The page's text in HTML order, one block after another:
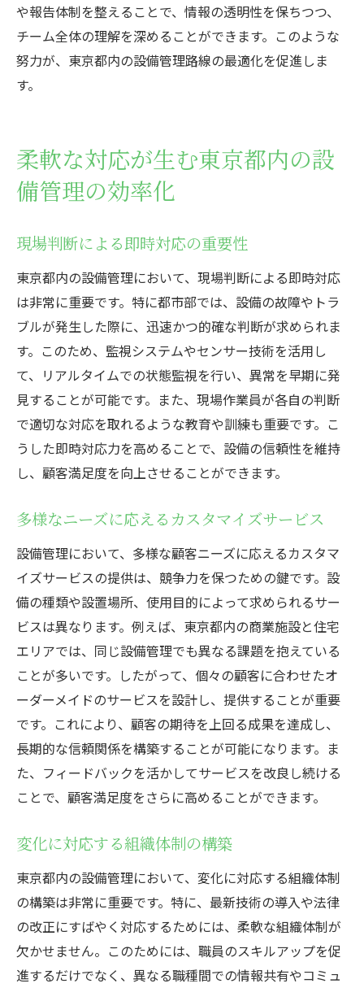
や報告体制を整えることで、情報の透明性を保ちつつ、
チーム全体の理解を深めることができます。このような
努力が、東京都内の設備管理路線の最適化を促進しま
す。
柔軟な対応が生む東京都内の設
備管理の効率化
現場判断による即時対応の重要性
東京都内の設備管理において、現場判断による即時対応
は非常に重要です。特に都市部では、設備の故障やトラ
ブルが発生した際に、迅速かつ的確な判断が求められま
す。このため、監視システムやセンサー技術を活用し
て、リアルタイムでの状態監視を行い、異常を早期に発
見することが可能です。また、現場作業員が各自の判断
で適切な対応を取れるような教育や訓練も重要です。こ
うした即時対応力を高めることで、設備の信頼性を維持
し、顧客満足度を向上させることができます。
多様なニーズに応えるカスタマイズサービス
設備管理において、多様な顧客ニーズに応えるカスタマ
イズサービスの提供は、競争力を保つための鍵です。設
備の種類や設置場所、使用目的によって求められるサー
ビスは異なります。例えば、東京都内の商業施設と住宅
エリアでは、同じ設備管理でも異なる課題を抱えている
ことが多いです。したがって、個々の顧客に合わせたオ
ーダーメイドのサービスを設計し、提供することが重要
です。これにより、顧客の期待を上回る成果を達成し、
長期的な信頼関係を構築することが可能になります。ま
た、フィードバックを活かしてサービスを改良し続ける
ことで、顧客満足度をさらに高めることができます。
変化に対応する組織体制の構築
東京都内の設備管理において、変化に対応する組織体制
の構築は非常に重要です。特に、最新技術の導入や法律
の改正にすばやく対応するためには、柔軟な組織体制が
欠かせません。このためには、職員のスキルアップを促
進するだけでなく、異なる職種間での情報共有やコミュ